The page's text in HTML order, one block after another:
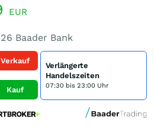
EUR
Baader Bank
Verkauf
Kauf
Verlängerte
Handelszeiten
07:30 bis 23:00 Uhr